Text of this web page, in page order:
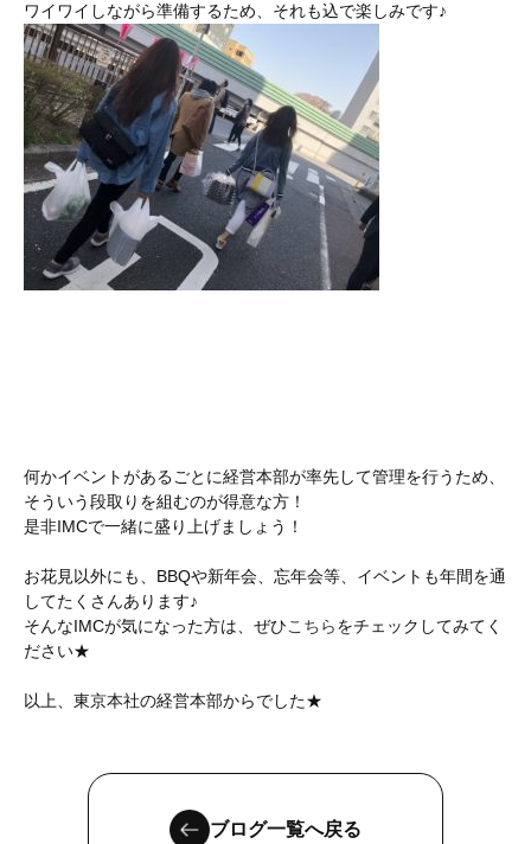
ワイワイしながら準備するため、それも込で楽しみです♪
何かイベントがあるごとに経営本部が率先して管理を行うため、
そういう段取りを組むのが得意な方！
是非IMCで一緒に盛り上げましょう！
お花見以外にも、BBQや新年会、忘年会等、イベントも年間を通
してたくさんあります♪
そんなIMCが気になった方は、ぜひこちらをチェックしてみてく
ださい★
以上、東京本社の経営本部からでした★
ブログ一覧へ戻る